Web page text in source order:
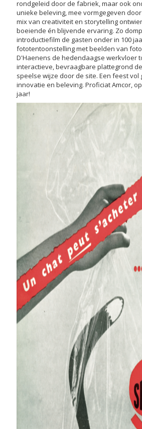
rondgeleid door de fabriek, maar ook
unieke beleving, mee vormgegeven
mix van creativiteit en storytelling
boeiende én blijvende ervaring. Zo
introductiefilm de gasten onder in 100
fototentoonstelling met beelden van
D'Haenens de hedendaagse werkvloer
interactieve, bevraagbare plattegrond
speelse wijze door de site. Een feest vol
innovatie en beleving. Proficiat Amcor,
jaar!